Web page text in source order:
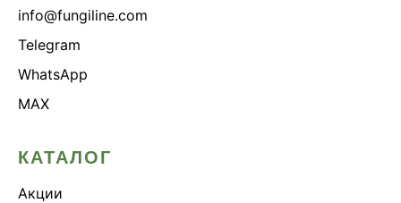
info@fungiline.com
Telegram
WhatsApp
MAX
КАТАЛОГ
Акции